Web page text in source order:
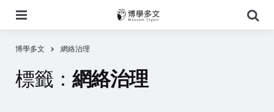
尋
博學多文 網絡治理
標籤： 網絡治理